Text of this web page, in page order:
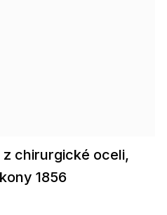
z chirurgické oceli,
1856